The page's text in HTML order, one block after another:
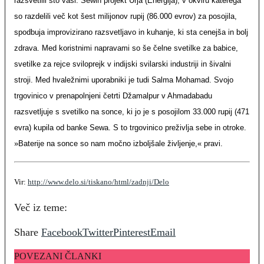
so razdelili več kot šest milijonov rupij (86.000 evrov) za posojila,
spodbuja improvizirano razsvetljavo in kuhanje, ki sta cenejša in bolj
zdrava. Med koristnimi napravami so še čelne svetilke za babice,
svetilke za rejce sviloprejk v indijski svilarski industriji in šivalni
stroji. Med hvaležnimi uporabniki je tudi Salma Mohamad. Svojo
trgovinico v prenapolnjeni četrti Džamalpur v Ahmadabadu
razsvetljuje s svetilko na sonce, ki jo je s posojilom 33.000 rupij (471
evra) kupila od banke Sewa. S to trgovinico preživlja sebe in otroke.
»Baterije na sonce so nam močno izboljšale življenje,« pravi.
Vir: http://www.delo.si/tiskano/html/zadnji/Delo
Več iz teme:
Share FacebookTwitterPinterestEmail
POVEZANI ČLANKI